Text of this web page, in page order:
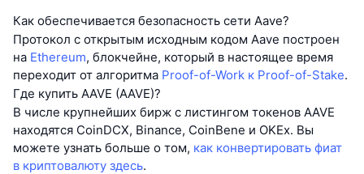
Как обеспечивается безопасность сети Aave?
Протокол с открытым исходным кодом Aave построен
на Ethereum, блокчейне, который в настоящее время
переходит от алгоритма Proof-of-Work к Proof-of-Stake.
Где купить AAVE (AAVE)?
В числе крупнейших бирж с листингом токенов AAVE
находятся CoinDCX, Binance, CoinBene и OKEx. Вы
можете узнать больше о том, как конвертировать фиат
в криптовалюту здесь.